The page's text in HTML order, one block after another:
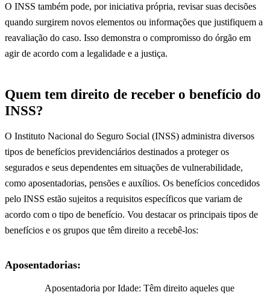
O INSS também pode, por iniciativa própria, revisar suas decisões
quando surgirem novos elementos ou informações que justifiquem a
reavaliação do caso. Isso demonstra o compromisso do órgão em
agir de acordo com a legalidade e a justiça.
Quem tem direito de receber o benefício do
INSS?
O Instituto Nacional do Seguro Social (INSS) administra diversos
tipos de benefícios previdenciários destinados a proteger os
segurados e seus dependentes em situações de vulnerabilidade,
como aposentadorias, pensões e auxílios. Os benefícios concedidos
pelo INSS estão sujeitos a requisitos específicos que variam de
acordo com o tipo de benefício. Vou destacar os principais tipos de
benefícios e os grupos que têm direito a recebê-los:
Aposentadorias:
Aposentadoria por Idade: Têm direito aqueles que